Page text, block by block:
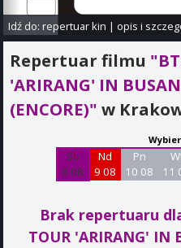
Idź do:repertuar kin |opis i
Repertuar filmu
'ARIRANG' IN
(ENCORE)" w
Sb
8 08
Nd
9 08
Pn
10 08
11
Brak repertuaru
TOUR 'ARIRANG' IN